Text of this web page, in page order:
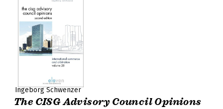
Ingeborg Schwenzer
The CISG Advisory Council Opinions